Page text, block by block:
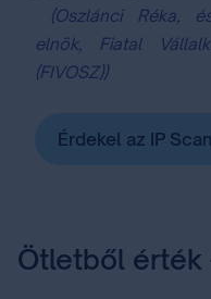
(Oszlánci Réka,
elnök, Fiatal
(FIVOSZ))
Érdekel az IP Scan
Ötletből érték